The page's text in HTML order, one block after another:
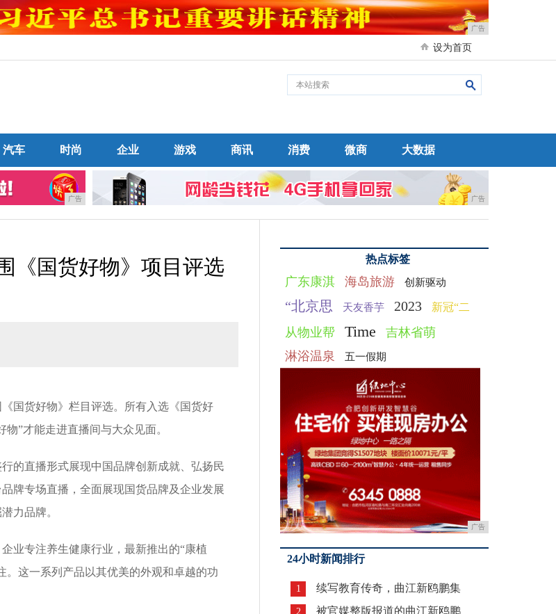
广告
设为首页
汽车 时尚 企业 游戏 商讯 消费 微商 大数据
广告 广告
《国货好物》项目评选
国货好物》栏目评选。所有入选《国货好
”才能走进直播间与大众见面。
的直播形式展现中国品牌创新成就、弘扬民
牌专场直播，全面展现国货品牌及企业发展
力品牌。
业专注养生健康行业，最新推出的“康植
。这一系列产品以其优美的外观和卓越的功
热点标签
广东康淇 海岛旅游 创新驱动
“北京思 天友香芋 2023 新冠“二
从物业帮 Time
吉林省萌
淋浴温泉
五一假期
广告
24小时新闻排行
1 续写教育传奇，曲江新鸥鹏集
2 被官媒整版报道的曲江新鸥鹏